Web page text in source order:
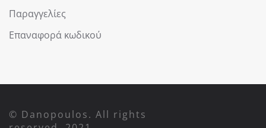
Παραγγελίες
Επαναφορά κωδικού
© Danopoulos. All rights